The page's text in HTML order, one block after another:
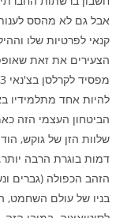
אבל גם לא מהסס
קנאי לפרטיות שלו
הצעירים את זאת
להיות אחד מתלמידיו
הביטחון העצמי הזה
שלוות הזן של גוקש,
דמות בוגרת הרבה
הזהב הכפולה (גברים
בניו של עולם השחמט,